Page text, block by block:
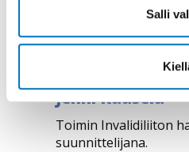
Salli
Jenni Kuusela
Toimin Invalidiliiton
suunnittelijana.